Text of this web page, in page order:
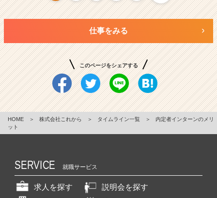
仕事をみる
このページをシェアする
HOME ＞ 株式会社これから ＞ タイムライン一覧 ＞
内定者インターンのメリ
ット
SERVICE 就職サービス
求人を探す
説明会を探す